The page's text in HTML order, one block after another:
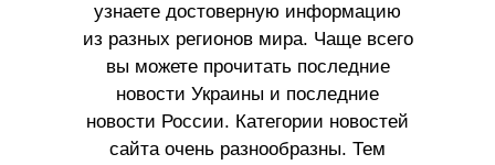
узнаете достоверную информацию
из разных регионов мира. Чаще всего
вы можете прочитать последние
новости Украины и последние
новости России. Категории новостей
сайта очень разнообразны. Тем